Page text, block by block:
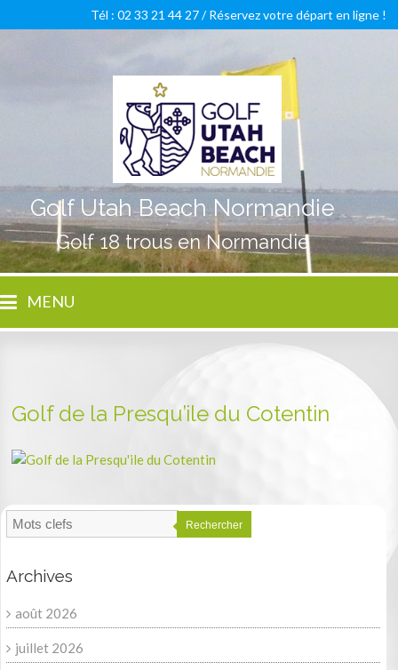
Golf Utah Beach Normandie
Golf 18 trous en Normandie
Tél : 02 33 21 44 27 /Réservez votre départ en ligne !
MENU
Golf de la Presqu’ile du Cotentin
Rechercher
Archives
août 2026
juillet 2026